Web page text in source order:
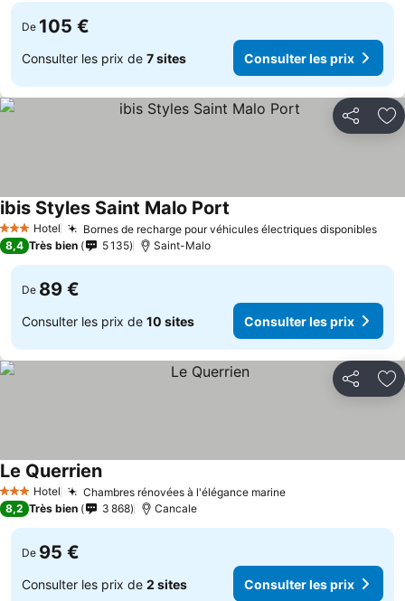
De 105 €
Consulter les prix de 7 sites Consulter les prix
Partager
3 ÉtoilesHotel Bornes de recharge pour véhicules électriques disponibles
ibis Styles Saint Malo Port
8,4 Très bien 5 135 Saint-Malo
De 89 €
Consulter les prix de 10 sites Consulter les prix
Partager
3 ÉtoilesHotel Chambres rénovées à l'élégance marine
Le Querrien
8,2 Très bien 3 868 Cancale
De 95 €
Consulter les prix de 2 sites Consulter les prix